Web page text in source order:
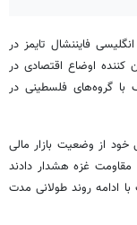
فایننشال تایمز در
کننده اوضاع اقتصادی در
گروه‌های فلسطینی در
خود از وضعیت بازار مالی
غزه هشدار دادند
ادامه روند طولانی مدت